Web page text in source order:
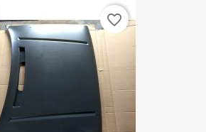
favorite_border